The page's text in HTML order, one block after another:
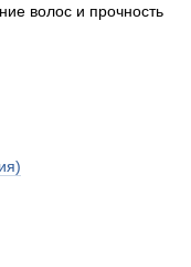
волос и прочность